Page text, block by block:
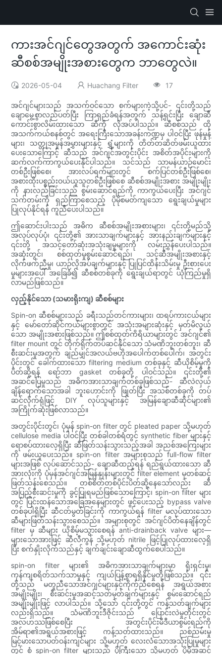
ကားအင်ဂျင်တွေအတွက် အကောင်းဆုံး
ဆီစစ်အမျိုးအစားတွေက ဘာတွေလဲ။
2026-05-04 Huachang Filter 17
အင်ဂျင်များသည် အသက်ဝင်သော စက်များကဲ့သို့ပင်- ၎င်းတို့သည်
ချောမွေ့စွာလည်ပတ်ပြီး ကြာရှည်ခံရန်အတွက် သန့်ရှင်းပြီး ချောဆီ
ကောင်းစွာလိမ်းထားသော ဆီကို လိုအပ်ပါသည်။ ဆီစစ်သည် ထို
အသက်ကယ်စနစ်တွင် အရေးကြီးသောအခန်းကဏ္ဍမှ ပါဝင်ပြီး ဖုန်မှုန့်
များ၊ သတ္တုအမှုန်အမွှားများနှင့် ရွှံ့များကို တိတ်တဆိတ်ဖမ်းယူထား
ပေးသောကြောင့် ဆီသည် အင်ဂျင်အတွင်းပိုင်း အစိတ်အပိုင်းများကို
ဆက်လက်ကာကွယ်ပေးနိုင်ပါသည်။ သင်သည် သာမန်ယာဉ်မောင်း
တစ်ဦးဖြစ်စေ၊ အားလပ်ရက်များတွင် စက်ပြင်တစ်ဦးဖြစ်စေ၊
အစားထိုးပစ္စည်းဝယ်ယူသူတစ်ဦးဖြစ်စေ ဆီစစ်အမျိုးအစား အမျိုးမျိုး
ကို နားလည်ခြင်းသည် စွမ်းဆောင်ရည်ကို ကာကွယ်ပေးပြီး အင်ဂျင်
သက်တမ်းကို ရှည်ကြာစေသည့် ပိုမိုစမတ်ကျသော ရွေးချယ်မှုများ
ပြုလုပ်နိုင်ရန် ကူညီပေးပါသည်။
ဤဆောင်းပါးသည် အဓိက ဆီစစ်အမျိုးအစားများ၊ ၎င်းတို့မည်သို့
အလုပ်လုပ်ပုံ၊ ၎င်းတို့၏ အားသာချက်များနှင့် အားနည်းချက်များနှင့်
၎င်းတို့ အသင့်တော်ဆုံးအသုံးချမှုများကို လမ်းညွှန်ပေးပါသည်။
အဆုံးတွင်၊ စစ်ထုတ်မှုစွမ်းဆောင်ရည်၊ သင့်ဆီအမျိုးအစားနှင့်
လိုက်ဖက်ညီမှု၊ ယာဉ်လိုအပ်ချက်များနှင့် ပြုပြင်ထိန်းသိမ်းမှု ဦးစားပေး
မှုများအပေါ် အခြေခံ၍ ဆီစစ်တစ်ခုကို ရွေးချယ်ရာတွင် ယုံကြည်မှုရှိ
လာမည်ဖြစ်သည်။
လှည့်နိုင်သော (သမားရိုးကျ) ဆီစစ်များ
Spin-on ဆီစစ်များသည် ခရီးသည်တင်ကားများ၊ ထရပ်ကားငယ်များ
နှင့် မော်တော်ဆိုင်ကယ်များစွာတွင် အသုံးအများဆုံးနှင့် မှတ်မိလွယ်
သော အမျိုးအစားဖြစ်သည်။ ဤစစ်ထုတ်ကိရိယာများတွင် အင်ဂျင်၏
filter mount တွင် တိုက်ရိုက်တပ်ဆင်နိုင်သော သံမဏိဘူးတစ်ဘူး၊ ဆီ
စီးဆင်းမှုအတွက် ချည်မျှင်အလယ်ဗဟိုအပေါက်တစ်ပေါက်၊ အတွင်း
ပိုင်းတွင် ခေါက်ထားသော filtering medium တစ်ခုနှင့် ဆီယိုစိမ့်မှုကို
ပိတ်ဆို့ရန် ရော်ဘာ gasket တစ်ခုတို့ ပါဝင်သည်။ ၎င်းတို့၏
အဆင်ပြေမှုသည် အဓိကအားသာချက်တစ်ခုဖြစ်သည်- ဆီလဲလှယ်
ချိန်ရောက်သောအခါ ဘူးဟောင်းကို ဖြုတ်ပြီး အသစ်တစ်ခုကို တပ်
ဆင်လိုက်ရုံဖြင့် DIY လုပ်သူများနှင့် အမြန်ချောဆီဆိုင်များ၏
အကြိုက်ဆုံးဖြစ်လာသည်။
အတွင်းပိုင်းတွင်၊ ပုံမှန် spin-on filter တွင် pleated paper သို့မဟုတ်
cellulose media ပါဝင်ပြီး တစ်ခါတစ်ရံတွင် synthetic fiber များနှင့်
ရောစပ်ထားလေ့ရှိပြီး ဆီဖြတ်သန်းသွားသည့်အခါ အညစ်အကြေးများ
ကို ဖမ်းယူပေးသည်။ spin-on filter အများစုသည် full-flow filter
များအဖြစ် လုပ်ဆောင်သည်- ချောဆီထည့်ရန် ရည်ရွယ်ထားသော ဆီ
အားလုံးကို ပုံမှန်အင်ဂျင်အမြန်နှုန်းများတွင် filter element မှတစ်ဆင့်
ဖြတ်သန်းစေသည်။ တစ်စိတ်တစ်ပိုင်းပိတ်ဆို့နေသော်လည်း ဆီ
အပြည့်စီးဆင်းမှုကို ခွင့်ပြုရမည်ဖြစ်သောကြောင့်၊ spin-on filter များ
တွင် ပြင်းထန်သောအခြေအနေများတွင် ဖွင့်ပေးသည့် bypass valve
တစ်ခုပါရှိပြီး ဆီငတ်မွတ်ခြင်းကို ကာကွယ်ရန် filter မလုပ်ထားသော
ဆီများဖြတ်သန်းသွားစေသည်။ အများစုတွင် အင်ဂျင်ပိတ်နေချိန်တွင်
filter မှ ဆီများ ယိုစိမ့်မသွားစေရန် anti-drainback valve များ—
များသောအားဖြင့် ဆီလီကွန် သို့မဟုတ် nitrile ဖြင့်ပြုလုပ်ထားလေ့ရှိ
ပြီး စက်နှိုးလိုက်သည်နှင့် ချက်ချင်းချောဆီထွက်စေပါသည်။
spin-on filter များ၏ အဓိကအားသာချက်များမှာ ရိုးရှင်းမှု၊
ကုန်ကျစရိတ်သက်သာမှုနှင့် ကျယ်ပြန့်စွာရရှိနိုင်မှုတို့ဖြစ်သည်။ ၎င်း
တို့သည် မတူညီသောအင်ဂျင်များနှင့်ကိုက်ညီစေရန် အရွယ်အစား
အမျိုးမျိုး၊ စီးဆင်းမှုအဆင့်သတ်မှတ်ချက်များနှင့် စွမ်းဆောင်ရည်
အမျိုးမျိုးဖြင့် လာပါသည်။ သို့သော် ၎င်းတို့တွင် ကန့်သတ်ချက်များ
လည်းရှိသည်။ သံမဏိဘူးဒီဇိုင်းသည် ပြောင်းလဲမှုတိုင်းတွင်
အလဟဿဖြစ်စေပြီး အတွင်းပိုင်းမီဒီယာစွမ်းရည်ကို
အိမ်ရာ၏အရွယ်အစားဖြင့် ကန့်သတ်ထားသည်။ ညစ်ညမ်းမှု
မြင့်မားသောပတ်ဝန်းကျင်များ သို့မဟုတ် လေးလံသောအသုံးပြုမှုများ
တွင် စံ spin-on filter များသည် ပိုကြီးသော သို့မဟုတ် ပိုမိုအဆင့်